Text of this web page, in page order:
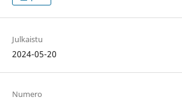
Julkaistu
2024-05-20
Numero